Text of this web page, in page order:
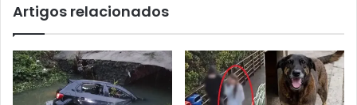
Artigos relacionados